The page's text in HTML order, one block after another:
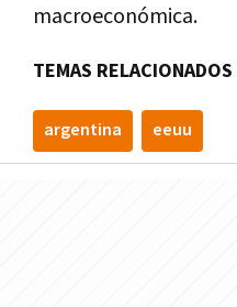
macroeconómica.
TEMAS RELACIONADOS
argentina eeuu